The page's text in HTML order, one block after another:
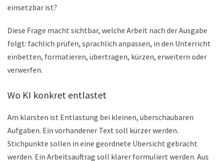
einsetzbar ist?
Diese Frage macht sichtbar, welche Arbeit nach der Ausgabe
folgt: fachlich prüfen, sprachlich anpassen, in den Unterricht
einbetten, formatieren, übertragen, kürzen, erweitern oder
verwerfen.
Wo KI konkret entlastet
Am klarsten ist Entlastung bei kleinen, überschaubaren
Aufgaben. Ein vorhandener Text soll kürzer werden.
Stichpunkte sollen in eine geordnete Übersicht gebracht
werden. Ein Arbeitsauftrag soll klarer formuliert werden. Aus